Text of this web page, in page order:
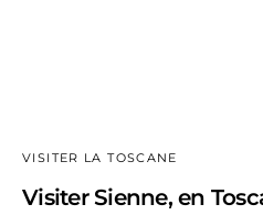
VISITER LA TOSCANE
Visiter Sienne, en